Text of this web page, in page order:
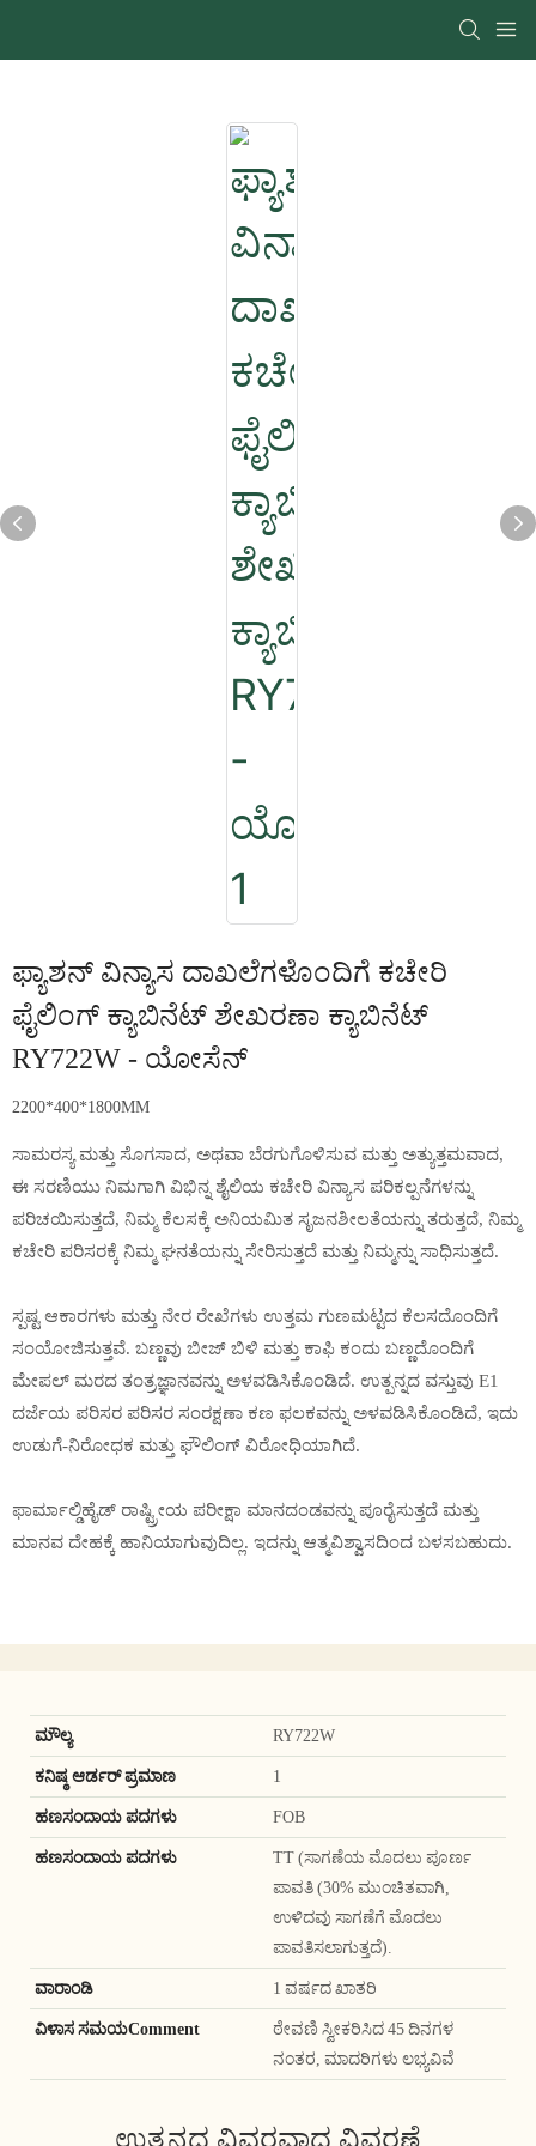
ಫ್ಯಾಶನ್ ವಿನ್ಯಾಸ ದಾಖಲೆಗಳೊಂದಿಗೆ ಕಚೇರಿ
ಫೈಲಿಂಗ್ ಕ್ಯಾಬಿನೆಟ್ ಶೇಖರಣಾ ಕ್ಯಾಬಿನೆಟ್
RY722W - ಯೋಸೆನ್
2200*400*1800MM
ಸಾಮರಸ್ಯ ಮತ್ತು ಸೊಗಸಾದ, ಅಥವಾ ಬೆರಗುಗೊಳಿಸುವ ಮತ್ತು ಅತ್ಯುತ್ತಮವಾದ,
ಈ ಸರಣಿಯು ನಿಮಗಾಗಿ ವಿಭಿನ್ನ ಶೈಲಿಯ ಕಚೇರಿ ವಿನ್ಯಾಸ ಪರಿಕಲ್ಪನೆಗಳನ್ನು
ಪರಿಚಯಿಸುತ್ತದೆ, ನಿಮ್ಮ ಕೆಲಸಕ್ಕೆ ಅನಿಯಮಿತ ಸೃಜನಶೀಲತೆಯನ್ನು ತರುತ್ತದೆ, ನಿಮ್ಮ
ಕಚೇರಿ ಪರಿಸರಕ್ಕೆ ನಿಮ್ಮ ಘನತೆಯನ್ನು ಸೇರಿಸುತ್ತದೆ ಮತ್ತು ನಿಮ್ಮನ್ನು ಸಾಧಿಸುತ್ತದೆ.
ಸ್ಪಷ್ಟ ಆಕಾರಗಳು ಮತ್ತು ನೇರ ರೇಖೆಗಳು ಉತ್ತಮ ಗುಣಮಟ್ಟದ ಕೆಲಸದೊಂದಿಗೆ
ಸಂಯೋಜಿಸುತ್ತವೆ. ಬಣ್ಣವು ಬೀಜ್ ಬಿಳಿ ಮತ್ತು ಕಾಫಿ ಕಂದು ಬಣ್ಣದೊಂದಿಗೆ
ಮೇಪಲ್ ಮರದ ತಂತ್ರಜ್ಞಾನವನ್ನು ಅಳವಡಿಸಿಕೊಂಡಿದೆ. ಉತ್ಪನ್ನದ ವಸ್ತುವು E1
ದರ್ಜೆಯ ಪರಿಸರ ಪರಿಸರ ಸಂರಕ್ಷಣಾ ಕಣ ಫಲಕವನ್ನು ಅಳವಡಿಸಿಕೊಂಡಿದೆ, ಇದು
ಉಡುಗೆ-ನಿರೋಧಕ ಮತ್ತು ಫೌಲಿಂಗ್ ವಿರೋಧಿಯಾಗಿದೆ.
ಫಾರ್ಮಾಲ್ಡಿಹೈಡ್ ರಾಷ್ಟ್ರೀಯ ಪರೀಕ್ಷಾ ಮಾನದಂಡವನ್ನು ಪೂರೈಸುತ್ತದೆ ಮತ್ತು
ಮಾನವ ದೇಹಕ್ಕೆ ಹಾನಿಯಾಗುವುದಿಲ್ಲ. ಇದನ್ನು ಆತ್ಮವಿಶ್ವಾಸದಿಂದ ಬಳಸಬಹುದು.
ಮೌಲ್ಯ RY722W
ಕನಿಷ್ಠ ಆರ್ಡರ್ ಪ್ರಮಾಣ 1
ಹಣಸಂದಾಯ ಪದಗಳು FOB
ಹಣಸಂದಾಯ ಪದಗಳು
TT (ಸಾಗಣೆಯ ಮೊದಲು ಪೂರ್ಣ
ಪಾವತಿ (30% ಮುಂಚಿತವಾಗಿ,
ಉಳಿದವು ಸಾಗಣೆಗೆ ಮೊದಲು
ಪಾವತಿಸಲಾಗುತ್ತದೆ).
ವಾರಾಂಡಿ 1 ವರ್ಷದ ಖಾತರಿ
ವಿಳಾಸ ಸಮಯComment
ಠೇವಣಿ ಸ್ವೀಕರಿಸಿದ 45 ದಿನಗಳ
ನಂತರ, ಮಾದರಿಗಳು ಲಭ್ಯವಿವೆ
ಉತ್ಪನ್ನದ ವಿವರವಾದ ವಿವರಣೆ